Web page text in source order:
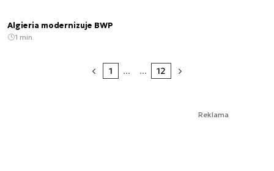
Algieria modernizuje BWP
1 min.
1 ... ... 12
Reklama